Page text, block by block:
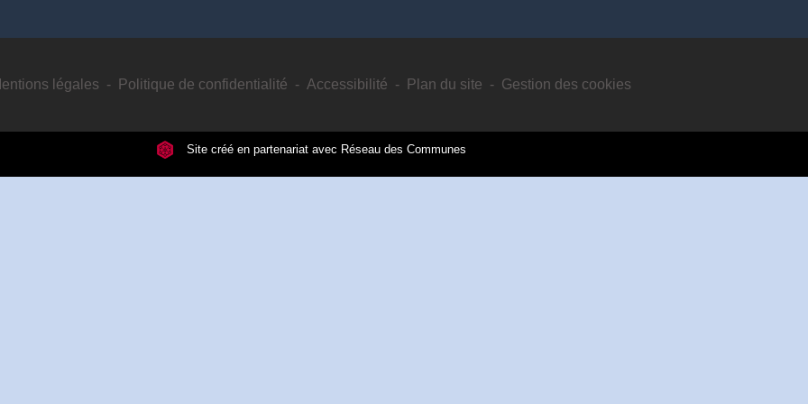
légales - Politique de confidentialité - Accessibilité - Plan du site - Gestion des cookies
Site créé en partenariat avec Réseau des Communes